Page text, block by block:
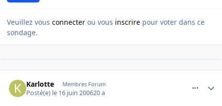
Veuillez vous connecter ou vous inscrire pour voter dans ce
sondage.
Karlotte Membres Forum
Posté(e) le 16 juin 200620 a